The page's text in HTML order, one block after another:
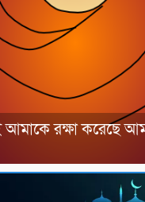
রক্ষা করেছে